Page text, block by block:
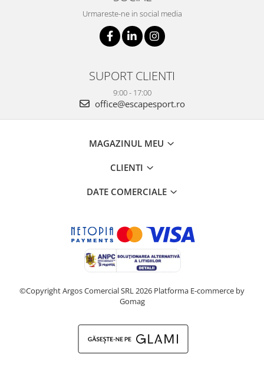
Urmareste-ne in social media
SUPORT CLIENTI
9:00 - 17:00
office@escapesport.ro
MAGAZINUL MEU
CLIENTI
DATE COMERCIALE
©Copyright Argos Comercial SRL 2026 Platforma E-commerce by
Gomag